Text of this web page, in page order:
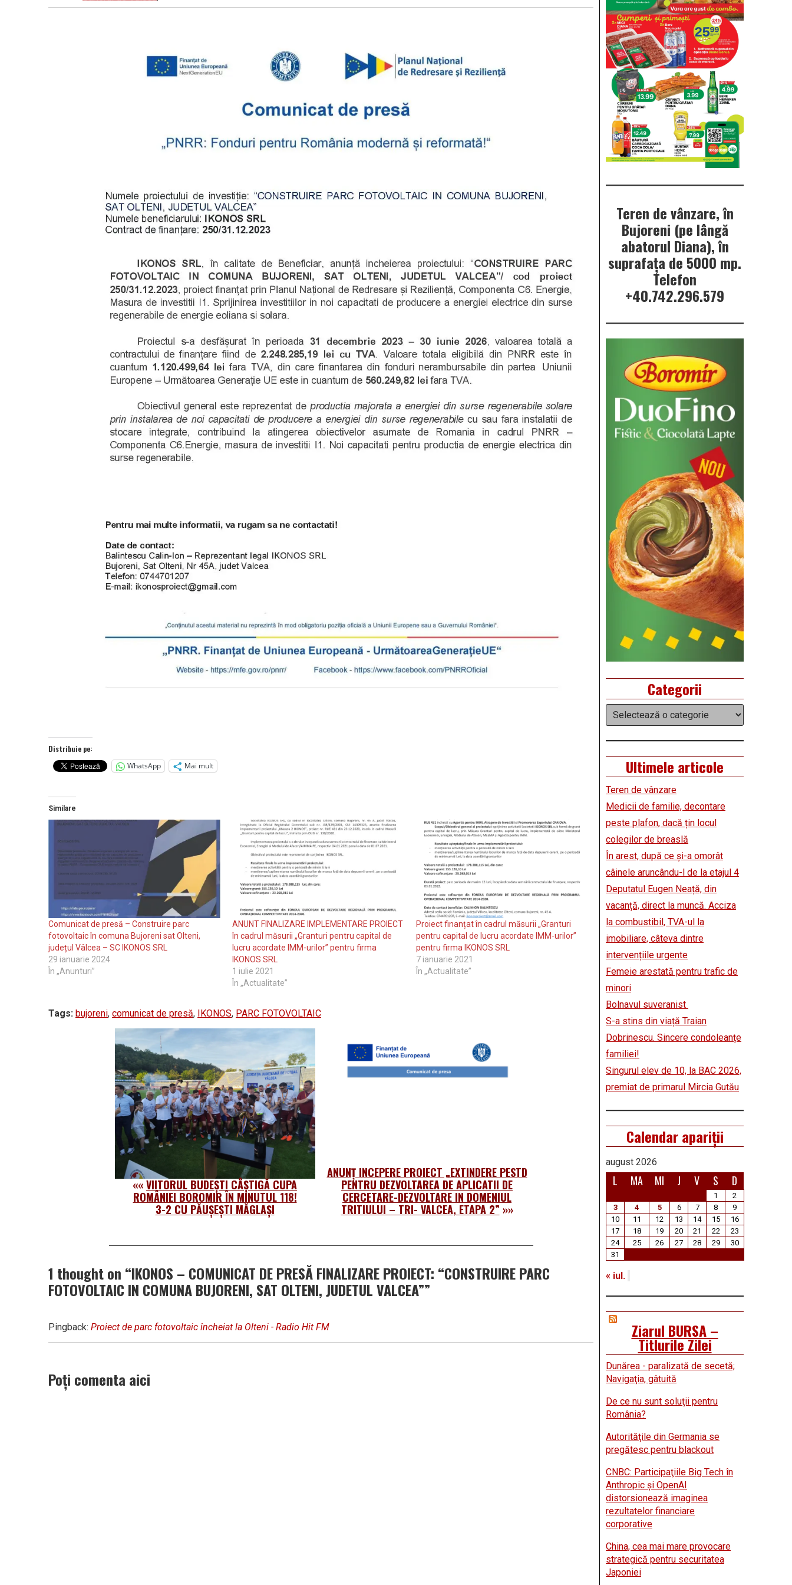
Distribuie pe:
WhatsApp
Mai mult
Similare
Comunicat de presă – Construire parc
fotovoltaic în comuna Bujoreni sat Olteni,
județul Vâlcea – SC IKONOS SRL
29 ianuarie 2024
În „Anunturi”
ANUNT FINALIZARE IMPLEMENTARE PROIECT
în cadrul măsurii „Granturi pentru capital de
lucru acordate IMM-urilor” pentru firma
IKONOS SRL
1 iulie 2021
În „Actualitate”
Proiect finanțat în cadrul măsurii „Granturi
pentru capital de lucru acordate IMM-urilor”
pentru firma IKONOS SRL
7 ianuarie 2021
În „Actualitate”
Tags: bujoreni, comunicat de presă, IKONOS, PARC FOTOVOLTAIC
««VIITORUL BUDEȘTI CÂȘTIGĂ CUPA
ROMÂNIEI BOROMIR ÎN MINUTUL 118!
3-2 CU PĂUȘEȘTI MĂGLAȘI
ANUNŢ INCEPERE PROIECT „EXTINDERE PESTD
PENTRU DEZVOLTAREA DE APLICATII DE
CERCETARE-DEZVOLTARE IN DOMENIUL
TRITIULUI – TRI- VALCEA, ETAPA 2” »»
1 thought on “IKONOS – COMUNICAT DE PRESĂ FINALIZARE PROIECT: “CONSTRUIRE PARC
FOTOVOLTAIC IN COMUNA BUJORENI, SAT OLTENI, JUDETUL VALCEA””
Pingback: Proiect de parc fotovoltaic încheiat la Olteni - Radio Hit FM
Poți comenta aici
Teren de vânzare, în
Bujoreni (pe lângă
abatorul Diana), în
suprafața de 5000 mp.
Telefon
+40.742.296.579
Categorii
Categorii
Ultimele articole
Teren de vânzare
Medicii de familie, decontare
peste plafon, dacă țin locul
colegilor de breaslă
În arest, după ce și-a omorât
câinele aruncându-l de la etajul 4
Deputatul Eugen Neață, din
vacanță, direct la muncă. Acciza
la combustibil, TVA-ul la
imobiliare, câteva dintre
intervențiile urgente
Femeie arestată pentru trafic de
minori
Bolnavul suveranist
S-a stins din viață Traian
Dobrinescu. Sincere condoleanțe
familiei!
Singurul elev de 10, la BAC 2026,
premiat de primarul Mircia Gutău
Calendar apariții
august 2026
L MA MI J V S D
1
2
3
4 5 6 7 8
9
10
11 12 13 14 15
16
17
18 19 20 21 22
23
24
25 26 27 28 29
30
31
« iul.
Ziarul BURSA –
Titlurile Zilei
Dunărea - paralizată de secetă;
Navigaţia, gâtuită
De ce nu sunt soluţii pentru
România?
Autorităţile din Germania se
pregătesc pentru blackout
CNBC: Participaţiile Big Tech în
Anthropic şi OpenAI
distorsionează imaginea
rezultatelor financiare
corporative
China, cea mai mare provocare
strategică pentru securitatea
Japoniei